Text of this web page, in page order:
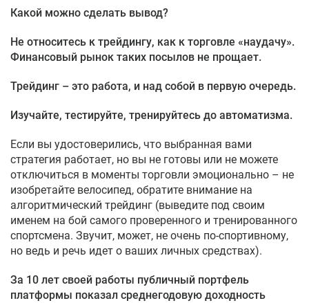
Какой можно сделать вывод?
Не относитесь к трейдингу, как к торговле «наудачу».
Финансовый рынок таких посылов не прощает.
Трейдинг – это работа, и над собой в первую очередь.
Изучайте, тестируйте, тренируйтесь до автоматизма.
Если вы удостоверились, что выбранная вами
стратегия работает, но вы не готовы или не можете
отключиться в моменты торговли эмоционально – не
изобретайте велосипед, обратите внимание на
алгоритмический трейдинг (выведите под своим
именем на бой самого проверенного и тренированного
спортсмена. Звучит, может, не очень по-спортивному,
но ведь и речь идет о ваших личных средствах).
За 10 лет своей работы публичный портфель
платформы показал среднегодовую доходность